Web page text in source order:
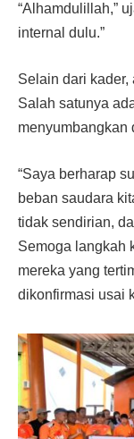
“Alhamdulillah,”
internal dulu.”
Selain dari
Salah satunya
menyumbangkan
“Saya berharap
beban saudara
tidak sendirian,
Semoga langkah
mereka yang
dikonfirmasi usai